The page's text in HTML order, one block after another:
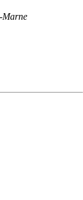
Marne